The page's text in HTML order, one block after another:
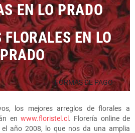
EN LO PRADO
FLORALES EN LO
PRADO
FORMAS DE PAGO
los mejores arreglos de florales a
en www.floristel.cl. Florería online de
año 2008, lo que nos da una amplia